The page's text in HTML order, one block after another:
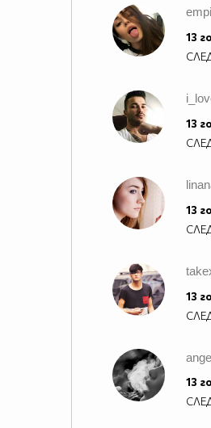
13
13
13
13
13